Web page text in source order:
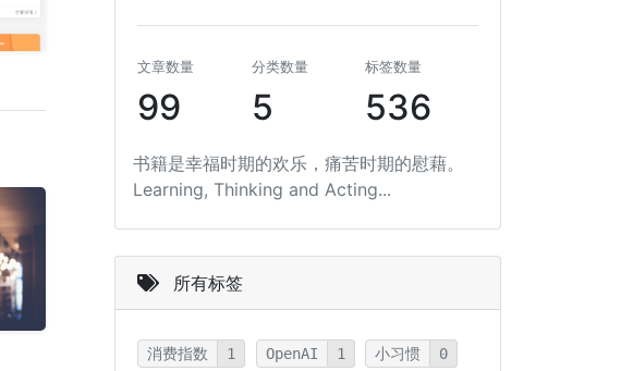
文章数量
99
分类数量
5
标签数量
536
书籍是幸福时期的欢乐，痛苦时期的慰藉。
Learning, Thinking and Acting...
所有标签
消费指数 1 OpenAI 1 小习惯 0